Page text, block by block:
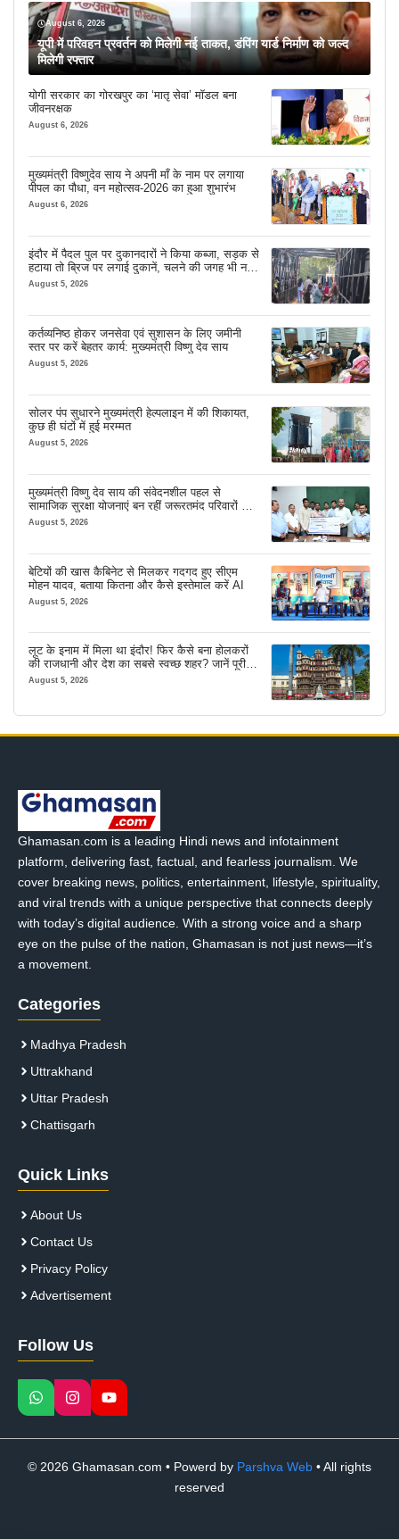
August 6, 2026
यूपी में परिवहन प्रवर्तन को मिलेगी नई ताकत, डंपिंग यार्ड निर्माण को जल्द
मिलेगी रफ्तार
योगी सरकार का गोरखपुर का ‘मातृ सेवा’ मॉडल बना
जीवनरक्षक
August 6, 2026
मुख्यमंत्री विष्णुदेव साय ने अपनी माँ के नाम पर लगाया
पीपल का पौधा, वन महोत्सव-2026 का हुआ शुभारंभ
August 6, 2026
इंदौर में पैदल पुल पर दुकानदारों ने किया कब्जा, सड़क से
हटाया तो ब्रिज पर लगाई दुकानें, चलने की जगह भी नहीं
मिल रही
August 5, 2026
कर्तव्यनिष्ठ होकर जनसेवा एवं सुशासन के लिए जमीनी
स्तर पर करें बेहतर कार्य: मुख्यमंत्री विष्णु देव साय
August 5, 2026
सोलर पंप सुधारने मुख्यमंत्री हेल्पलाइन में की शिकायत,
कुछ ही घंटों में हुई मरम्मत
August 5, 2026
मुख्यमंत्री विष्णु देव साय की संवेदनशील पहल से
सामाजिक सुरक्षा योजनाएं बन रहीं जरूरतमंद परिवारों का
मजबूत सहारा
August 5, 2026
बेटियों की खास कैबिनेट से मिलकर गदगद हुए सीएम
मोहन यादव, बताया कितना और कैसे इस्तेमाल करें AI
August 5, 2026
लूट के इनाम में मिला था इंदौर! फिर कैसे बना होलकरों
की राजधानी और देश का सबसे स्वच्छ शहर? जानें पूरी
कहानी
August 5, 2026
Ghamasan.com is a leading Hindi news and infotainment
platform, delivering fast, factual, and fearless journalism. We
cover breaking news, politics, entertainment, lifestyle, spirituality,
and viral trends with a unique perspective that connects deeply
with today’s digital audience. With a strong voice and a sharp
eye on the pulse of the nation, Ghamasan is not just news—it’s
a movement.
Categories
Madhya Pradesh
Uttrakhand
Uttar Pradesh
Chattisgarh
Quick Links
About Us
Contact Us
Privacy Policy
Advertisement
Follow Us
© 2026 Ghamasan.com • Powerd by Parshva Web • All rights
reserved